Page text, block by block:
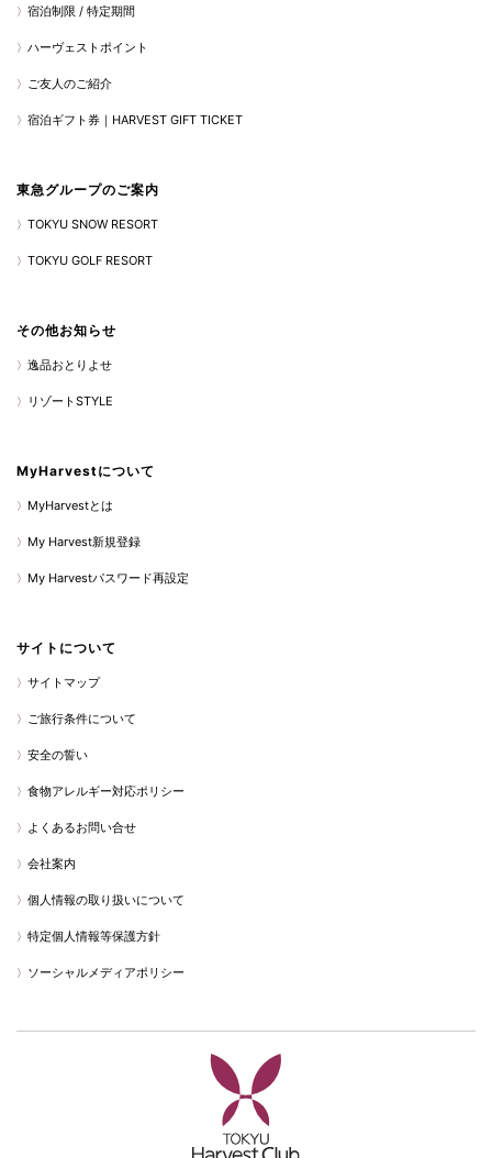
宿泊制限 / 特定期間
ハーヴェストポイント
ご友人のご紹介
宿泊ギフト券｜HARVEST GIFT TICKET
東急グループのご案内
TOKYU SNOW RESORT
TOKYU GOLF RESORT
その他お知らせ
逸品おとりよせ
リゾートSTYLE
MyHarvestについて
MyHarvestとは
My Harvest新規登録
My Harvestパスワード再設定
サイトについて
サイトマップ
ご旅行条件について
安全の誓い
食物アレルギー対応ポリシー
よくあるお問い合せ
会社案内
個人情報の取り扱いについて
特定個人情報等保護方針
ソーシャルメディアポリシー